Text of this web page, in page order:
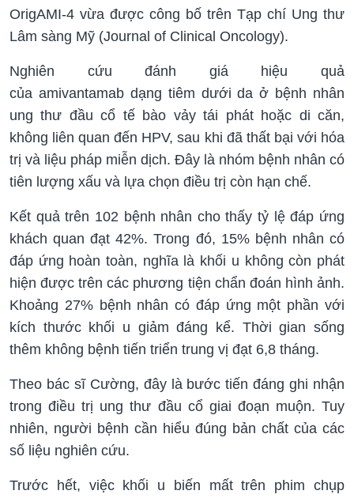
OrigAMI-4 vừa được công bố trên Tạp chí Ung thư
Lâm sàng Mỹ (Journal of Clinical Oncology).
Nghiên cứu đánh giá hiệu quả
của amivantamab dạng tiêm dưới da ở bệnh nhân
ung thư đầu cổ tế bào vảy tái phát hoặc di căn,
không liên quan đến HPV, sau khi đã thất bại với hóa
trị và liệu pháp miễn dịch. Đây là nhóm bệnh nhân có
tiên lượng xấu và lựa chọn điều trị còn hạn chế.
Kết quả trên 102 bệnh nhân cho thấy tỷ lệ đáp ứng
khách quan đạt 42%. Trong đó, 15% bệnh nhân có
đáp ứng hoàn toàn, nghĩa là khối u không còn phát
hiện được trên các phương tiện chẩn đoán hình ảnh.
Khoảng 27% bệnh nhân có đáp ứng một phần với
kích thước khối u giảm đáng kể. Thời gian sống
thêm không bệnh tiến triển trung vị đạt 6,8 tháng.
Theo bác sĩ Cường, đây là bước tiến đáng ghi nhận
trong điều trị ung thư đầu cổ giai đoạn muộn. Tuy
nhiên, người bệnh cần hiểu đúng bản chất của các
số liệu nghiên cứu.
Trước hết, việc khối u biến mất trên phim chụp